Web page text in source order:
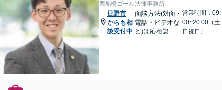
西船橋ゴール法律事務所
日野市
からも相
談受付中
面談方法(対面・
電話・ビデオな
ど)は応相談
営業時間：09:
00~20:00（土
日祝日）